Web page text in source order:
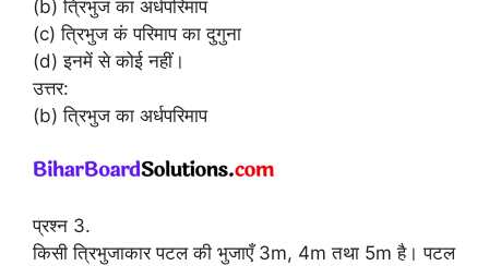
(b) त्रिभुज का अर्धपरिमाप
(c) त्रिभुज कं परिमाप का दुगुना
(d) इनमें से कोई नहीं।
उत्तर:
(b) त्रिभुज का अर्धपरिमाप
प्रश्न 3.
किसी त्रिभुजाकार पटल की भुजाएँ 3m, 4m तथा 5m है। पटल